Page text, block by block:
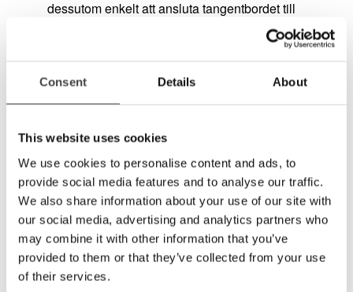
Consent Details About
This website uses cookies
We use cookies to personalise content and ads, to
provide social media features and to analyse our traffic.
We also share information about your use of our site with
our social media, advertising and analytics partners who
may combine it with other information that you’ve
provided to them or that they’ve collected from your use
of their services.
dessutom enkelt att ansluta tangentbordet till
(ISO) tangenter
Bluetooth 3.0 med upp till 10 m räckvidd
Drivs av 2 x AAA-batterier (medföljer vid
leverans)
Dimensioner: 287 x 121 x 22 mm
Vikt: 315 gr
Systemkrav:
Apple iOS6, iOS7, iOS eller senare.